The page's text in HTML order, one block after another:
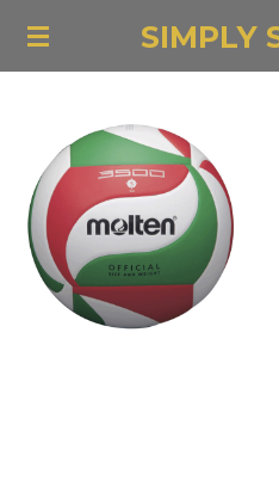
Ga
hoofdinhoud
SIMPLY